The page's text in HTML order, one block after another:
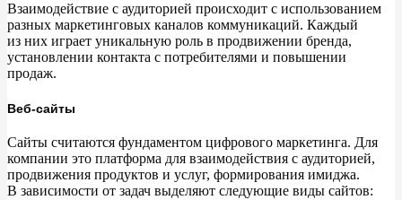
Взаимодействие с аудиторией происходит с использованием
разных маркетинговых каналов коммуникаций. Каждый
из них играет уникальную роль в продвижении бренда,
установлении контакта с потребителями и повышении
продаж.
Веб-сайты
Сайты считаются фундаментом цифрового маркетинга. Для
компании это платформа для взаимодействия с аудиторией,
продвижения продуктов и услуг, формирования имиджа.
В зависимости от задач выделяют следующие виды сайтов: